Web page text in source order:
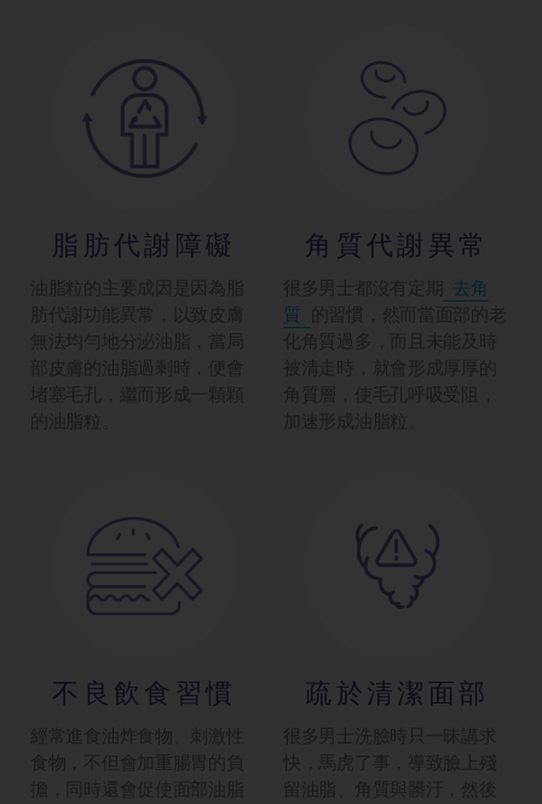
脂肪代謝障礙
油脂粒的主要成因是因為脂
肪代謝功能異常，以致皮膚
無法均勻地分泌油脂，當局
部皮膚的油脂過剩時，便會
堵塞毛孔，繼而形成一顆顆
的油脂粒。
角質代謝異常
很多男士都沒有定期
去角
質 的習慣，然而當面部的老
化角質過多，而且未能及時
被清走時，就會形成厚厚的
角質層，使毛孔呼吸受阻，
加速形成油脂粒。
不良飲食習慣
經常進食油炸食物、刺激性
食物，不但會加重腸胃的負
擔，同時還會促使面部油脂
疏於清潔面部
很多男士洗臉時只一昧講求
快，馬虎了事，導致臉上殘
留油脂、角質與髒汙，然後